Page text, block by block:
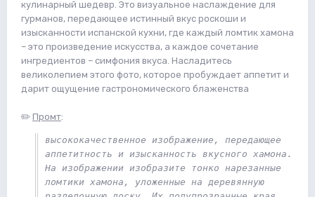
кулинарный шедевр. Это визуальное наслаждение для
гурманов, передающее истинный вкус роскоши и
изысканности испанской кухни, где каждый ломтик хамона
– это произведение искусства, а каждое сочетание
ингредиентов – симфония вкуса. Насладитесь
великолепием этого фото, которое пробуждает аппетит и
дарит ощущение гастрономического блаженства
✏️ Промт:
высококачественное изображение, передающее
аппетитность и изысканность вкусного хамона.
На изображении изобразите тонко нарезанные
ломтики хамона, уложенные на деревянную